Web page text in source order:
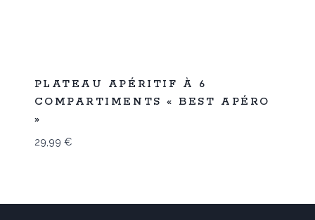
Promo
PLATEAU APÉRITIF À 6
COMPARTIMENTS « BEST APÉRO
»
29,99 €